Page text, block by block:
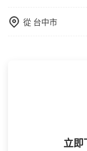
從 台中市
立